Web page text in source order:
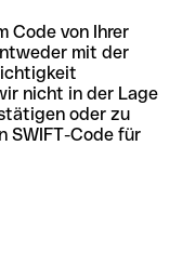
Code von Ihrer
mit der
nicht in der Lage
oder zu
SWIFT-Code für